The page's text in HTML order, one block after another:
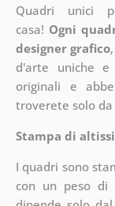
Quadri unici
casa! Ogni
designer grafico
d'arte uniche
originali e
troverete solo da
Stampa di
I quadri sono
con un peso di